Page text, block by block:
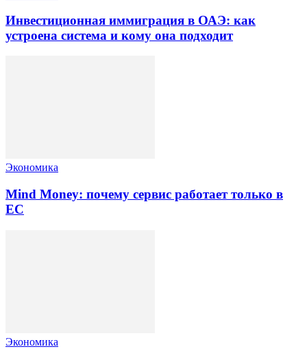
Инвестиционная иммиграция в ОАЭ: как
устроена система и кому она подходит
Экономика
Mind Money: почему сервис работает только в
ЕС
Экономика